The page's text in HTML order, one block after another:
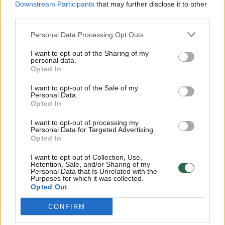
Downstream Participants that may further disclose it to other
Personal Data Processing Opt Outs
I want to opt-out of the Sharing of my
personal data.
Opted In
I want to opt-out of the Sale of my
Personal Data.
Opted In
I want to opt-out of processing my
Personal Data for Targeted Advertising.
Opted In
I want to opt-out of Collection, Use,
Retention, Sale, and/or Sharing of my
Personal Data that Is Unrelated with the
Purposes for which it was collected.
Opted Out
CONFIRM
00:00:57
Savaitės vidurys nusimato karštas: temperatūra kils iki
32 laipsnių šilumos
Žinios | Orai
V. Zalužno pasisakymą laiko bandymu įsitvirtinti
Ukrainos politikoje: jis yra neteisus
savaitę: karščiai atsitrauks
Žinios | Orai